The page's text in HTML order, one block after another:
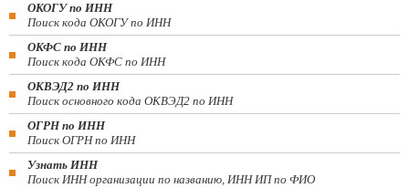
ОКОГУ по ИНН
Поиск кода ОКОГУ по ИНН
ОКФС по ИНН
Поиск кода ОКФС по ИНН
ОКВЭД2 по ИНН
Поиск основного кода ОКВЭД2 по ИНН
ОГРН по ИНН
Поиск ОГРН по ИНН
Узнать ИНН
Поиск ИНН организации по названию, ИНН ИП по ФИО